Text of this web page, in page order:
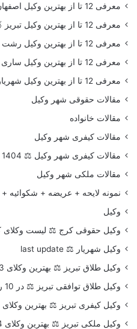
معرفی 12 تا از بهترین وکیل اصفهان 🥇【آپدیت جدید】⚖️
معرفی 12 تا از بهترین وکیل تبریز 🥇【آپدیت جدید】⚖️
معرفی 12 تا از بهترین وکیل رشت 🥇【آپدیت جدید】⚖️
معرفی 12 تا از بهترین وکیل ساری 🥇【آپدیت جدید】⚖️
معرفی 12 تا از بهترین وکیل شهریار 🥇【آپدیت جدید】⚖️
مقالات حقوقی شهر وکیل
مقالات خانواده
مقالات کیفری شهر وکیل
مقالات کیفری شهر وکیل ⚖️ 1404
مقالات ملکی شهر وکیل
نمونه لایحه + عریضه + شکوائیه
وکیل
وکیل حقوقی کرج ⚖️ لیست وکلای
وکیل شهریار ⚖️ last update
وکیل طلاق تبریز ⚖️ بهترین وکلای 1403
وکیل طلاق توافقی تبریز ⚖️ در 10 روز 1403 فوری
وکیل کیفری تبریز ⚖️ بهترین وکلای 1403
وکیل ملکی تبریز ⚖️ بهترین وکلای 2024